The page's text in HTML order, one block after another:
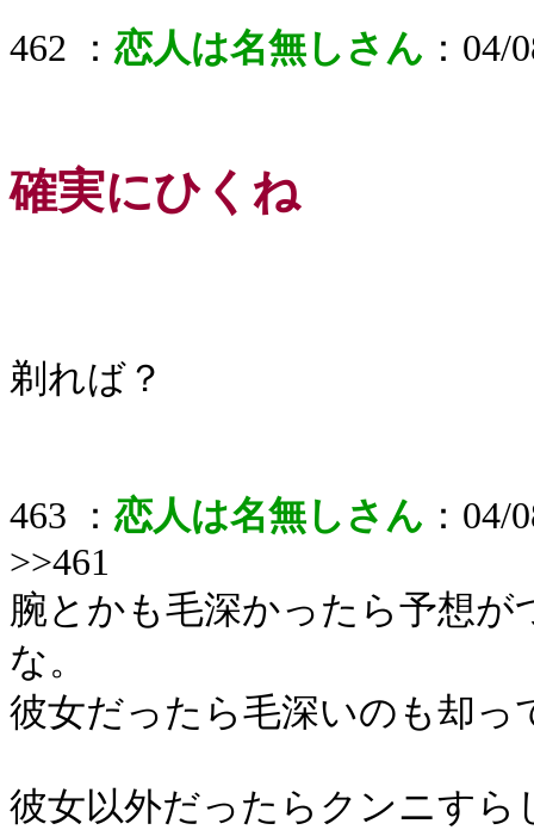
462 ： 恋人は名無しさん ：04/
確実にひくね
剃れば？
463 ： 恋人は名無しさん ：04/
>>461
腕とかも毛深かったら予想
な。
彼女だったら毛深いのも却
彼女以外だったらクンニすら